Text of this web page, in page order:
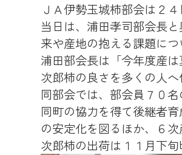
ＪＡ伊勢玉城柿部会は２
当日は、浦田孝司部会長
来や産地の抱える課題につ
浦田部会長は「今年度産
次郎柿の良さを多くの人
同部会では、部会員７０
同町の協力を得て後継者
の安定化を図るほか、６
次郎柿の出荷は１１月下